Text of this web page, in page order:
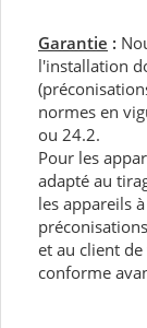
Garantie :
l'installation
normes en
ou 24.2.
Pour les
adapté au
les appareils
et au client
conforme